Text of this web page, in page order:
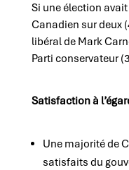
Si une élection
Canadien sur deux
libéral de Mark
Parti conservateur
Satisfaction à
Une majorité de
satisfaits du